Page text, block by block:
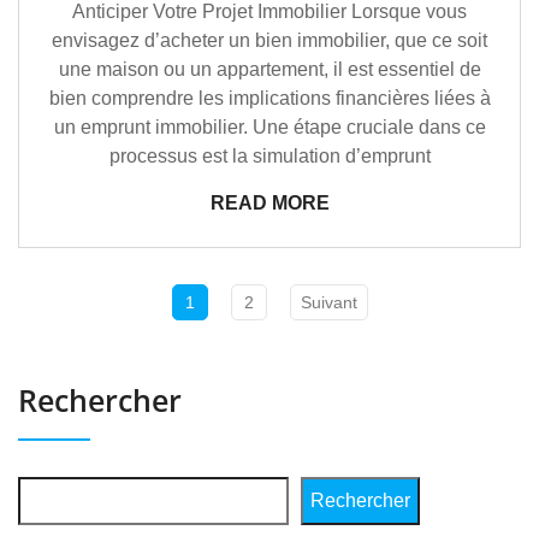
Anticiper Votre Projet Immobilier Lorsque vous
envisagez d’acheter un bien immobilier, que ce soit
une maison ou un appartement, il est essentiel de
bien comprendre les implications financières liées à
un emprunt immobilier. Une étape cruciale dans ce
processus est la simulation d’emprunt
READ MORE
1 2 Suivant
Rechercher
Rechercher